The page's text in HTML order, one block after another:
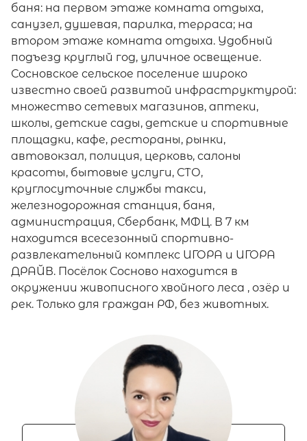
баня: на первом этаже комната отдыха,
санузел, душевая, парилка, терраса; на
втором этаже комната отдыха. Удобный
подъезд круглый год, уличное освещение.
Сосновское сельское поселение широко
известно своей развитой инфраструктурой:
множество сетевых магазинов, аптеки,
школы, детские сады, детские и спортивные
площадки, кафе, рестораны, рынки,
автовокзал, полиция, церковь, салоны
красоты, бытовые услуги, СТО,
круглосуточные службы такси,
железнодорожная станция, баня,
администрация, Сбербанк, МФЦ. В 7 км
находится всесезонный спортивно-
развлекательный комплекс ИГОРА и ИГОРА
ДРАЙВ. Посёлок Сосново находится в
окружении живописного хвойного леса , озёр и
рек. Только для граждан РФ, без животных.